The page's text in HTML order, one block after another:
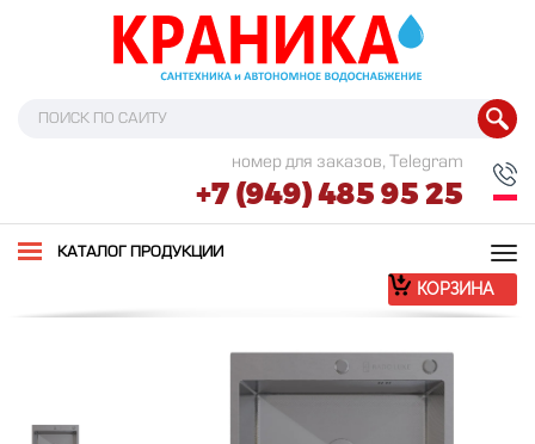
номер для заказов, Telegram
+7 (949) 485 95 25
КАТАЛОГ ПРОДУКЦИИ
КОРЗИНА